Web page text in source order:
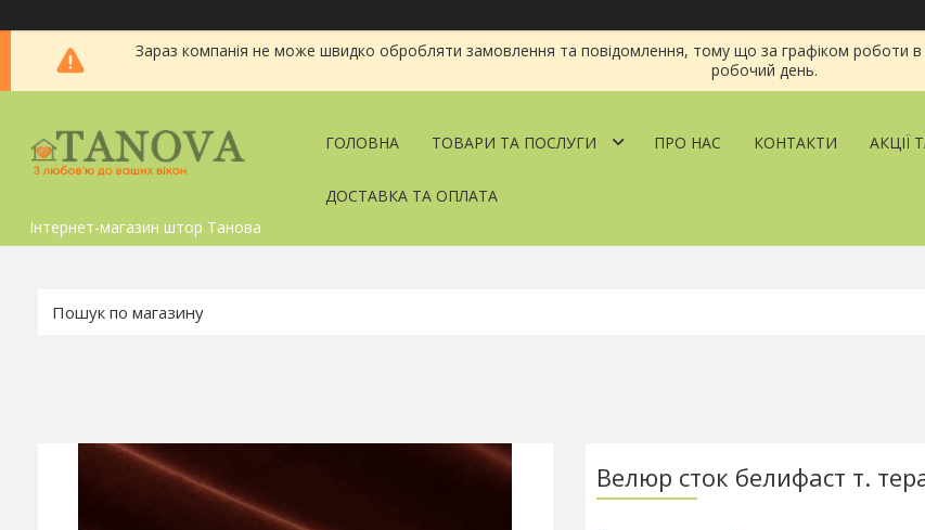
Зараз компанія не може швидко обробляти замовлення та повідомлення, тому що за графіком роботи
робочий день.
Інтернет-магазин штор Танова
ГОЛОВНА ТОВАРИ ТА ПОСЛУГИ ПРО НАС КОНТАКТИ АКЦІЇ
ДОСТАВКА ТА ОПЛАТА
Велюр сток белифаст т.